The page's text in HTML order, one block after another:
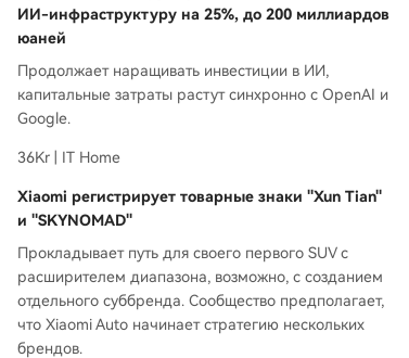
ИИ-инфраструктуру на 25%, до 200 миллиардов
юаней
Продолжает наращивать инвестиции в ИИ,
капитальные затраты растут синхронно с OpenAI и
Google.
36Kr | IT Home
Xiaomi регистрирует товарные знаки "Xun Tian"
и "SKYNOMAD"
Прокладывает путь для своего первого SUV с
расширителем диапазона, возможно, с созданием
отдельного суббренда. Сообщество предполагает,
что Xiaomi Auto начинает стратегию нескольких
брендов.